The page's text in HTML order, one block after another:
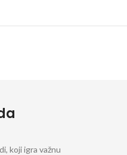
koji igra važnu